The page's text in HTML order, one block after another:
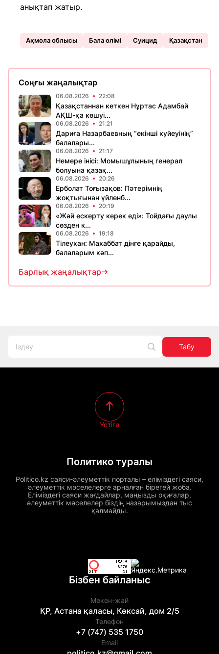
анықтап жатыр.
Ақмола облысы Бала өлімі Суицид Қазақстан
Соңғы жаңалықтар
06.08.2026 22:08
Қазақстаннан кеткен Нұртас Адамбай
АҚШ-қа көшуі...
06.08.2026 21:21
Дариға Назарбаевның “екінші куйеуінің”
балалары...
06.08.2026 21:17
Немере інісі: Момышұлының генерал
болуына қазақ...
06.08.2026 20:26
Ерболат Тоғызақов: Пәтерімнің
жоқтығынан үйленб...
06.08.2026 20:19
«Жәй ескерту керек еді»: Тойдағы даулы
сөзден к...
06.08.2026 19:18
Тілеухан: Махаббат дінге қарайды,
балаларым кәп...
Барлық жаңалықтар
Табу
Политико туралы
Politico.kz саяси-әлеуметтік порталы – еліміздегі саяси,
әлеуметтік мәселелерге арналған бірегей жоба.
Еліміздегі саяси жағдайлар, маңызды оқиғалар,
әлеуметтік мәселелер біздің назарымыздан тыс
қалмайды.
Үстіге
Бізбен байланыс
Мекен-жай
ҚР, Астана қаласы, Көксай, дом 2/5
Телефон
+7 (747) 535 1750
Email